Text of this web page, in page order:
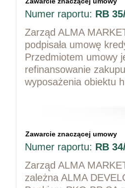
Numer raportu: RB
Zarząd ALMA
podpisała umowę
Przedmiotem umowy
refinansowanie
wyposażenia obiektu
Zawarcie znaczącej umowy
Numer raportu: RB
Zarząd ALMA
zależna ALMA